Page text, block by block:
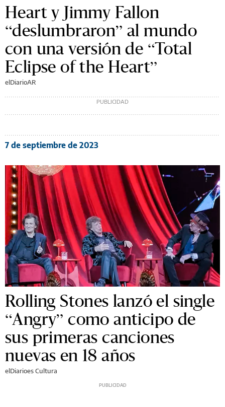
Heart y Jimmy Fallon
“deslumbraron” al mundo
con una versión de “Total
Eclipse of the Heart”
elDiarioAR
7 de septiembre de 2023
Rolling Stones lanzó el single
“Angry” como anticipo de
sus primeras canciones
nuevas en 18 años
elDiarioes Cultura